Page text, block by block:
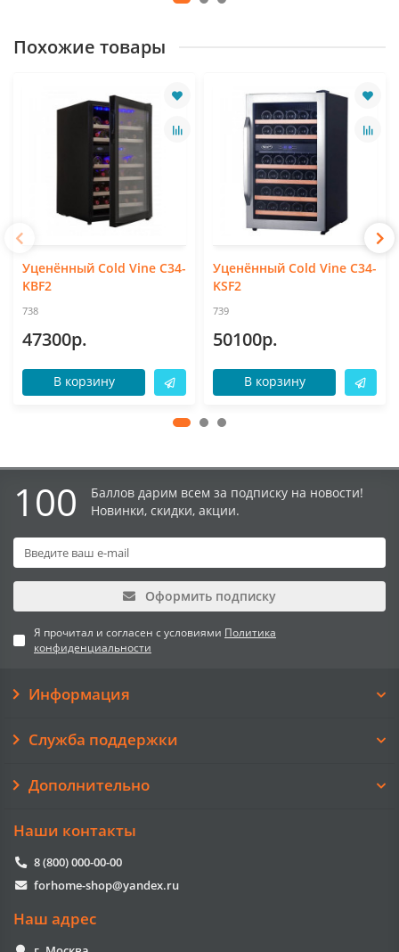
Похожие товары
Уценённый Cold Vine C34-
KBF2
738
47300р.
В корзину
Уценённый Cold Vine C34-
KSF2
739
50100р.
В корзину
100
Баллов дарим всем за подписку на новости!
Новинки, скидки, акции.
Оформить подписку
Я прочитал и согласен с условиями Политика
конфиденциальности
Информация
Служба поддержки
Дополнительно
Наши контакты
8 (800) 000-00-00
forhome-shop@yandex.ru
Наш адрес